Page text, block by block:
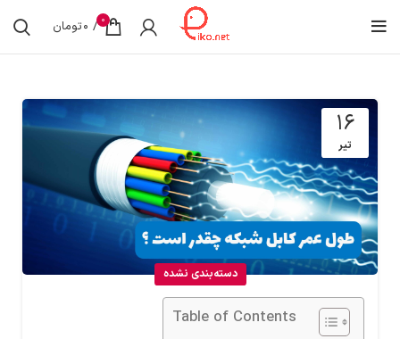
0
/
0تومان
16
تیر
دسته‌بندی نشده
Table of Contents